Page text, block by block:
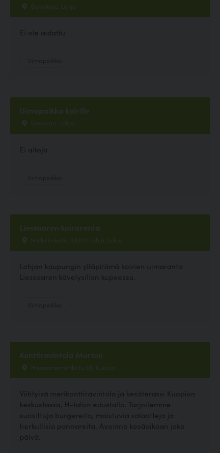
Sahakatu, Lohja
Ei ole aidattu
Uimapaikka koirille
Liessaari, Lohja
Ei aitoja
Liessaaren koiraranta
Haikarinkatu, 08100 Lohja, Lohja
Lohjan kaupungin ylläpitämä koirien uimaranta
Liessaaren kävelysillan kupeessa.
Konttiravintola Morton
Haapaniemenkatu 28, Kuopio
Viihtyisä merikonttiravintola ja kesäterassi Kuopion
keskustassa, H-talon edustalla. Tarjoilemme
suosittuja burgereita, maistuvia salaatteja ja
herkullisia pannareita. Avoinna kesäaikaan joka
päivä.